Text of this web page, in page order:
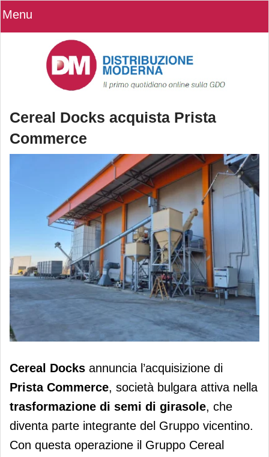
Menu
Cereal Docks acquista Prista
Commerce
Cereal Docks acquista Prista
Cereal Docks annuncia l’acquisizione di
Prista Commerce, società bulgara attiva nella
trasformazione di semi di girasole, che
diventa parte integrante del Gruppo vicentino.
Con questa operazione il Gruppo Cereal